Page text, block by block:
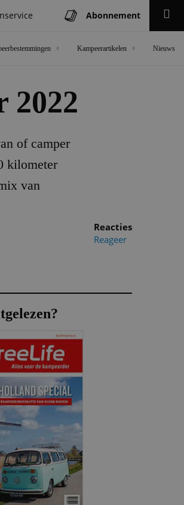
Abonnement
Kampeerartikelen Nieuws
2022
of camper
kilometer
van
Reacties
Reageer